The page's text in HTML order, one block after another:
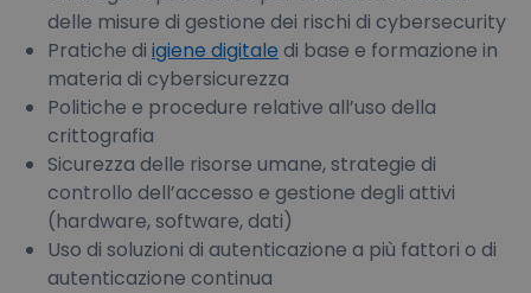
delle misure di gestione dei rischi di cybersecurity
Pratiche di igiene digitale di base e formazione in
materia di cybersicurezza
Politiche e procedure relative all’uso della
crittografia
Sicurezza delle risorse umane, strategie di
controllo dell’accesso e gestione degli attivi
(hardware, software, dati)
Uso di soluzioni di autenticazione a più fattori o di
autenticazione continua